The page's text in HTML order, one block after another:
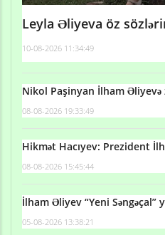
Leyla Əliyeva öz
10-08-2026 11:34:49
Nikol Paşinyan İlham Əliyevə
08-08-2026 19:33:49
Hikmət Hacıyev: Prezident
08-08-2026 15:45:44
İlham Əliyev “Yeni Səngəçal”
05-08-2026 13:38:21